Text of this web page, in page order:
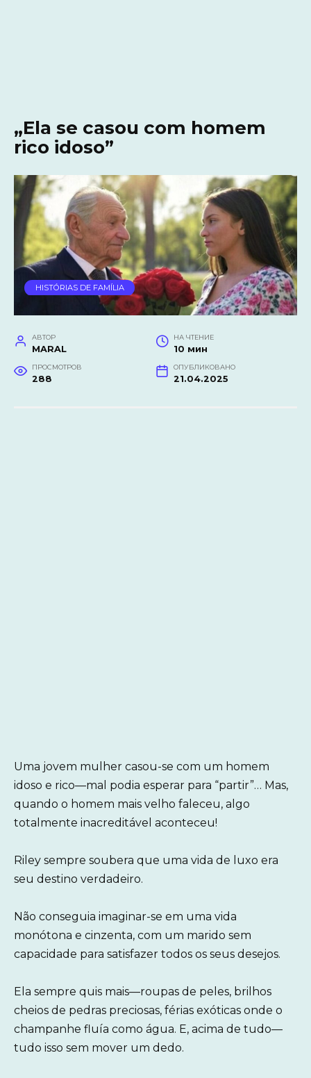
„Ela se casou com homem
rico idoso”
HISTÓRIAS DE FAMÍLIA
АВТОР
MARAL
НА ЧТЕНИЕ
10 мин
ПРОСМОТРОВ
288
ОПУБЛИКОВАНО
21.04.2025
Uma jovem mulher casou-se com um homem
idoso e rico—mal podia esperar para “partir”… Mas,
quando o homem mais velho faleceu, algo
totalmente inacreditável aconteceu!
Riley sempre soubera que uma vida de luxo era
seu destino verdadeiro.
Não conseguia imaginar-se em uma vida
monótona e cinzenta, com um marido sem
capacidade para satisfazer todos os seus desejos.
Ela sempre quis mais—roupas de peles, brilhos
cheios de pedras preciosas, férias exóticas onde o
champanhe fluía como água. E, acima de tudo—
tudo isso sem mover um dedo.